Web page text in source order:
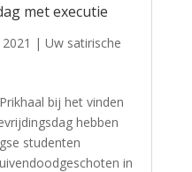
met executie
| Uw satirische
bij het vinden
hebben
studenten
in